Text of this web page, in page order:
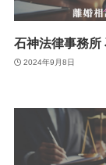
石神法律事務所
2024年9月8日